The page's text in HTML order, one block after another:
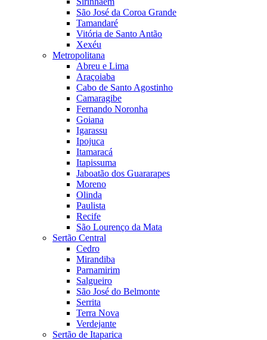
São José da Coroa Grande
Tamandaré
Vitória de Santo Antão
Xexéu
Metropolitana
Abreu e Lima
Araçoiaba
Cabo de Santo Agostinho
Camaragibe
Fernando Noronha
Goiana
Igarassu
Ipojuca
Itamaracá
Itapissuma
Jaboatão dos Guararapes
Moreno
Olinda
Paulista
Recife
São Lourenço da Mata
Sertão Central
Cedro
Mirandiba
Parnamirim
Salgueiro
São José do Belmonte
Serrita
Terra Nova
Verdejante
Sertão de Itaparica